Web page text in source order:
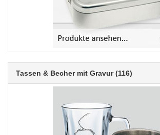
Tassen & Becher mit Gravur(116)